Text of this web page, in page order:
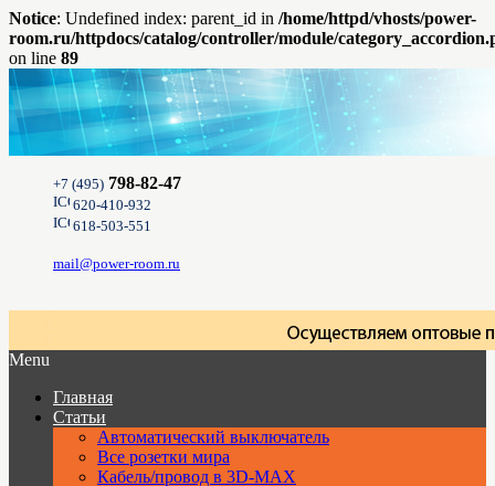
Notice: Undefined index: parent_id in /home/httpd/vhosts/power-
room.ru/httpdocs/catalog/controller/module/
on line 89
+7 (495) 798-82-47
620-410-932
618-503-551
mail@power-room.ru
Menu
Главная
Статьи
Автоматический выключатель
Все розетки мира
Кабель/провод в 3D-MAX